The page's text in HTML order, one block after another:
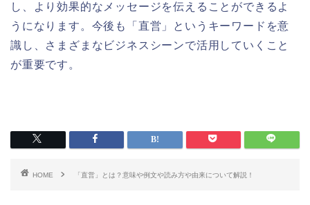
し、より効果的なメッセージを伝えることができるよ
うになります。今後も「直営」というキーワードを意
識し、さまざまなビジネスシーンで活用していくこと
が重要です。
HOME 「直営」とは？意味や例文や読み方や由来について解説！